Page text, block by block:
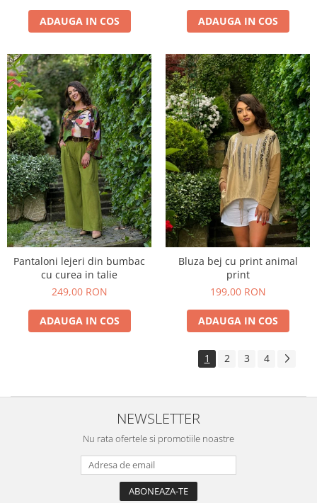
ADAUGA IN COS ADAUGA IN COS
Pantaloni lejeri din bumbac
cu curea in talie
249,00 RON
ADAUGA IN COS
Bluza bej cu print animal
print
199,00 RON
ADAUGA IN COS
1 2 3 4
NEWSLETTER
Nu rata ofertele si promotiile noastre